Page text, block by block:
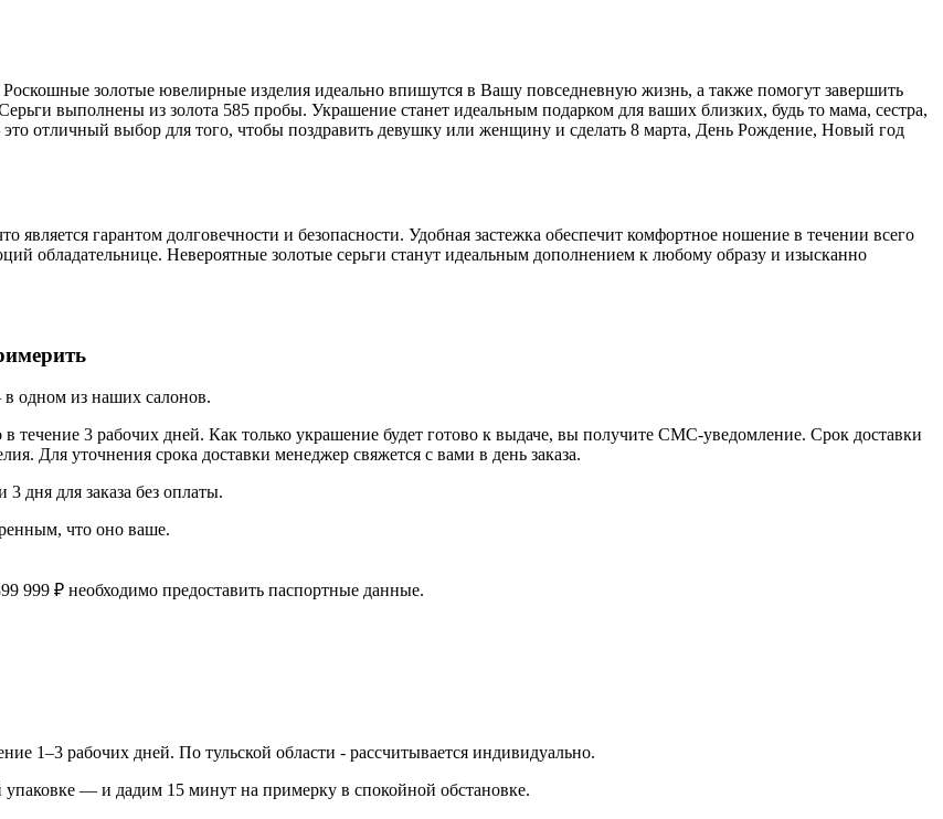
золотые ювелирные изделия идеально впишутся в Вашу повседневную жизнь, а также помогут завершить
выполнены из золота 585 пробы. Украшение станет идеальным подарком для ваших близких, будь то мама, сестра,
отличный выбор для того, чтобы поздравить девушку или женщину и сделать 8 марта, День Рождение, Новый год
гарантом долговечности и безопасности. Удобная застежка обеспечит комфортное ношение в течении всего
обладательнице. Невероятные золотые серьги станут идеальным дополнением к любому образу и изысканно
в одном из наших салонов.
3 рабочих дней. Как только украшение будет готово к выдаче, вы получите СМС-уведомление. Срок доставки
Для уточнения срока доставки менеджер свяжется с вами в день заказа.
дня для заказа без оплаты.
что оно ваше.
999 ₽ необходимо предоставить паспортные данные.
1–3 рабочих дней. По тульской области - рассчитывается индивидуально.
— и дадим 15 минут на примерку в спокойной обстановке.